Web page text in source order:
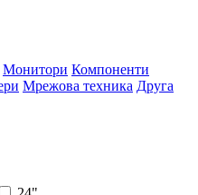
Монитори Компоненти
Мрежова техника Друга